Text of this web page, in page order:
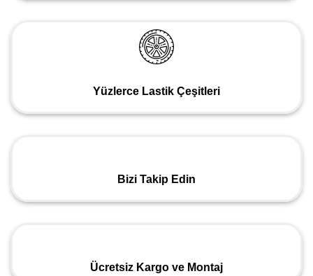
Yüzlerce Lastik Çeşitleri
Bizi Takip Edin
Ücretsiz Kargo ve Montaj